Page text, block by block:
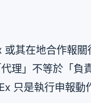
其在地合作報關
代理」不等於「
只是執行申報動